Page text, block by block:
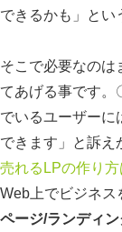
できるかも」とい
そこで必要なのは
てあげる事です。
でいるユーザー
できます」と訴え
売れるLPの作り方
Web上でビジネス
ページ/ランディ